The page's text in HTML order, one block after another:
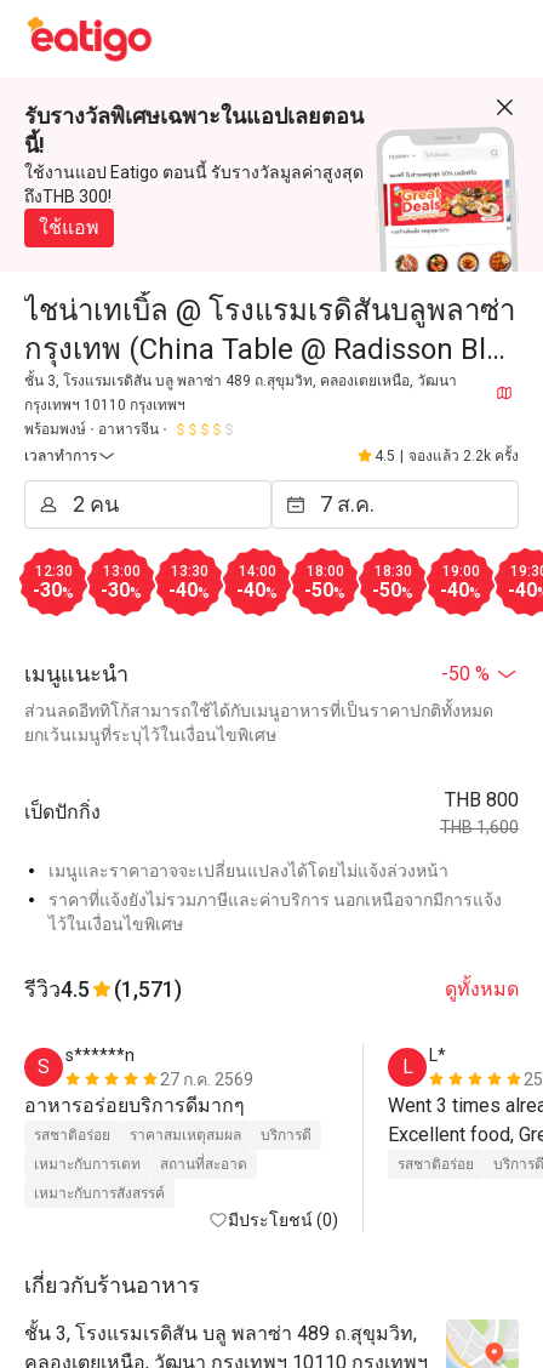
รับรางวัลพิเศษเฉพาะในแอปเลยตอน
นี้!
ใช้งานแอป Eatigo ตอนนี้ รับรางวัลมูลค่าสูงสุด
ถึงTHB 300!
ใช้แอพ
ไชน่าเทเบิ้ล @ โรงแรมเรดิสันบลูพลาซ่า
กรุงเทพ (China Table @ Radisson Blu
Plaza Bangkok)
ชั้น 3, โรงแรมเรดิสัน บลู พลาซ่า 489 ถ.สุขุมวิท, คลองเตยเหนือ, วัฒนา
กรุงเทพฯ 10110 กรุงเทพฯ
พร้อมพงษ์
อาหารจีน
เวลาทำการ
4.5 จองแล้ว 2.2k ครั้ง
12:30
-30%
13:00
-30%
13:30
-40%
14:00
-40%
18:00
-50%
18:30
-50%
19:00
-40% -40
เมนูแนะนำ -50 %
ส่วนลดอีททิโก้สามารถใช้ได้กับเมนูอาหารที่เป็นราคาปกติทั้งหมด
ยกเว้นเมนูที่ระบุไว้ในเงื่อนไขพิเศษ
เป็ดปักกิ่ง
THB 800
THB 1,600
เมนูและราคาอาจจะเปลี่ยนแปลงได้โดยไม่แจ้งล่วงหน้า
ราคาที่แจ้งยังไม่รวมภาษีและค่าบริการ นอกเหนือจากมีการแจ้ง
ไว้ในเงื่อนไขพิเศษ
รีวิว4.5 (1,571) ดูทั้งหมด
S
s******n
27 ก.ค. 2569
อาหารอร่อยบริการดีมากๆ
รสชาติอร่อย ราคาสมเหตุสมผล
บริการดี
เหมาะกับการเดท
สถานที่สะอาด
เหมาะกับการสังสรรค์
มีประโยชน์ (0)
L
L*
Went 3 times
Excellent food,
excellent service.
รสชาติอร่อย บริการดี
เกี่ยวกับร้านอาหาร
ชั้น 3, โรงแรมเรดิสัน บลู พลาซ่า 489 ถ.สุขุมวิท,
คลองเตยเหนือ, วัฒนา กรุงเทพฯ 10110 กรุงเทพฯ